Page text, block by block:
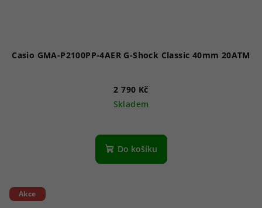
Casio GMA-P2100PP-4AER G-Shock Classic 40mm 20ATM
2 790 Kč
Skladem
Do košíku
Akce